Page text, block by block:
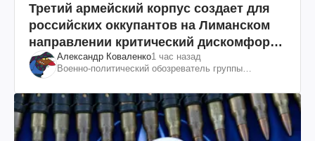
Третий армейский корпус создает для
российских оккупантов на Лиманском
направлении критический дискомфорт:
как это удалось
Александр Коваленко1 час назад
Военно-политический обозреватель группы